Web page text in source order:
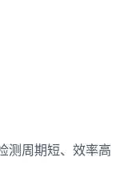
测周期短、效率高